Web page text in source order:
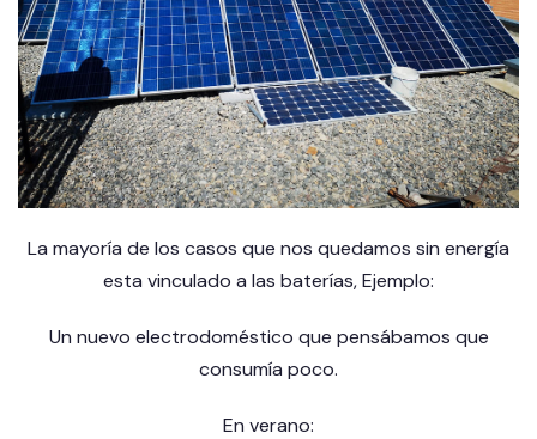
La mayoría de los casos que nos quedamos sin energía
esta vinculado a las baterías, Ejemplo:
Un nuevo electrodoméstico que pensábamos que
consumía poco.
En verano: